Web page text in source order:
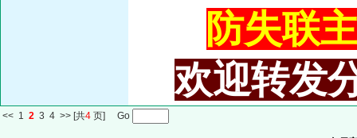
防失联
欢迎转发
<< 1 2 3 4 >> [共4 页] Go